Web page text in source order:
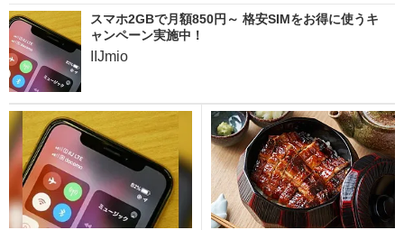
スマホ2GBで月額850円～ 格安SIMをお得に使うキ
ャンペーン実施中！
IIJmio